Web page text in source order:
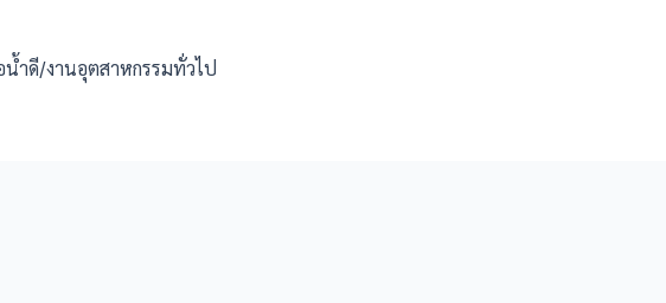
ำดี/งานอุตสาหกรรมทั่วไป